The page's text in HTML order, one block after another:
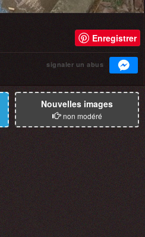
Enregistrer
signaler un abus
Nouvelles images
non modéré